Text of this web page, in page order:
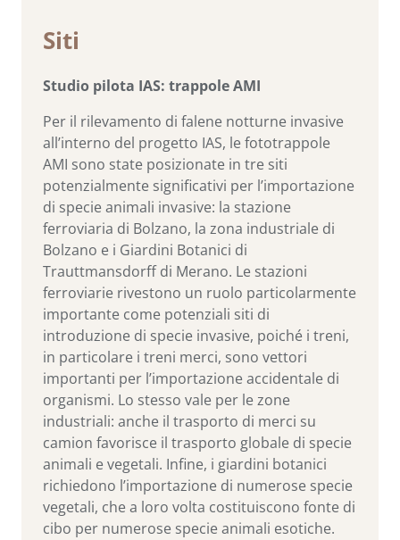
Siti
Studio pilota IAS: trappole AMI
Per il rilevamento di falene notturne invasive
all’interno del progetto IAS, le fototrappole
AMI sono state posizionate in tre siti
potenzialmente significativi per l’importazione
di specie animali invasive: la stazione
ferroviaria di Bolzano, la zona industriale di
Bolzano e i Giardini Botanici di
Trauttmansdorff di Merano. Le stazioni
ferroviarie rivestono un ruolo particolarmente
importante come potenziali siti di
introduzione di specie invasive, poiché i treni,
in particolare i treni merci, sono vettori
importanti per l’importazione accidentale di
organismi. Lo stesso vale per le zone
industriali: anche il trasporto di merci su
camion favorisce il trasporto globale di specie
animali e vegetali. Infine, i giardini botanici
richiedono l’importazione di numerose specie
vegetali, che a loro volta costituiscono fonte di
cibo per numerose specie animali esotiche.